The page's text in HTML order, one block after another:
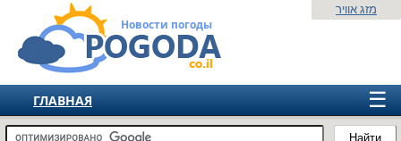
Новости погоды
Найти
מזג אוויר
☰
ГЛАВНАЯ
ИЗРАИЛЬ